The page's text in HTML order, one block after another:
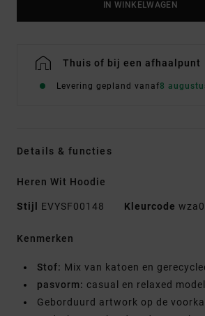
IN WINKELWAGEN
Thuis of bij een afhaalpunt
Levering gepland vanaf8
Details & functies
Heren Wit Hoodie
Stijl EVYSF00148 Kleurcode wza0
Kenmerken
Stof: Mix van katoen en
pasvorm: casual en relaxed model
Geborduurd artwork op de